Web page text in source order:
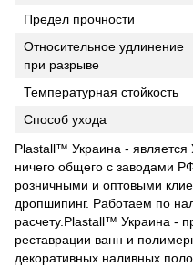
Предел прочности
Относительное удлинение
при разрыве
Температурная стойкость
Способ ухода
Plastall™ Украина -
ничего общего с заводами
розничными и оптовыми
дропшипинг. Работаем по
расчету.Plastall™ Украина -
реставрации ванн и
декоративных наливных